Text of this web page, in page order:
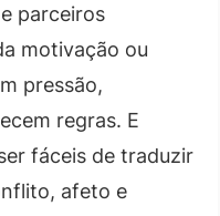
parceiros
motivação ou
pressão,
regras. E
fáceis de traduzir
afeto e